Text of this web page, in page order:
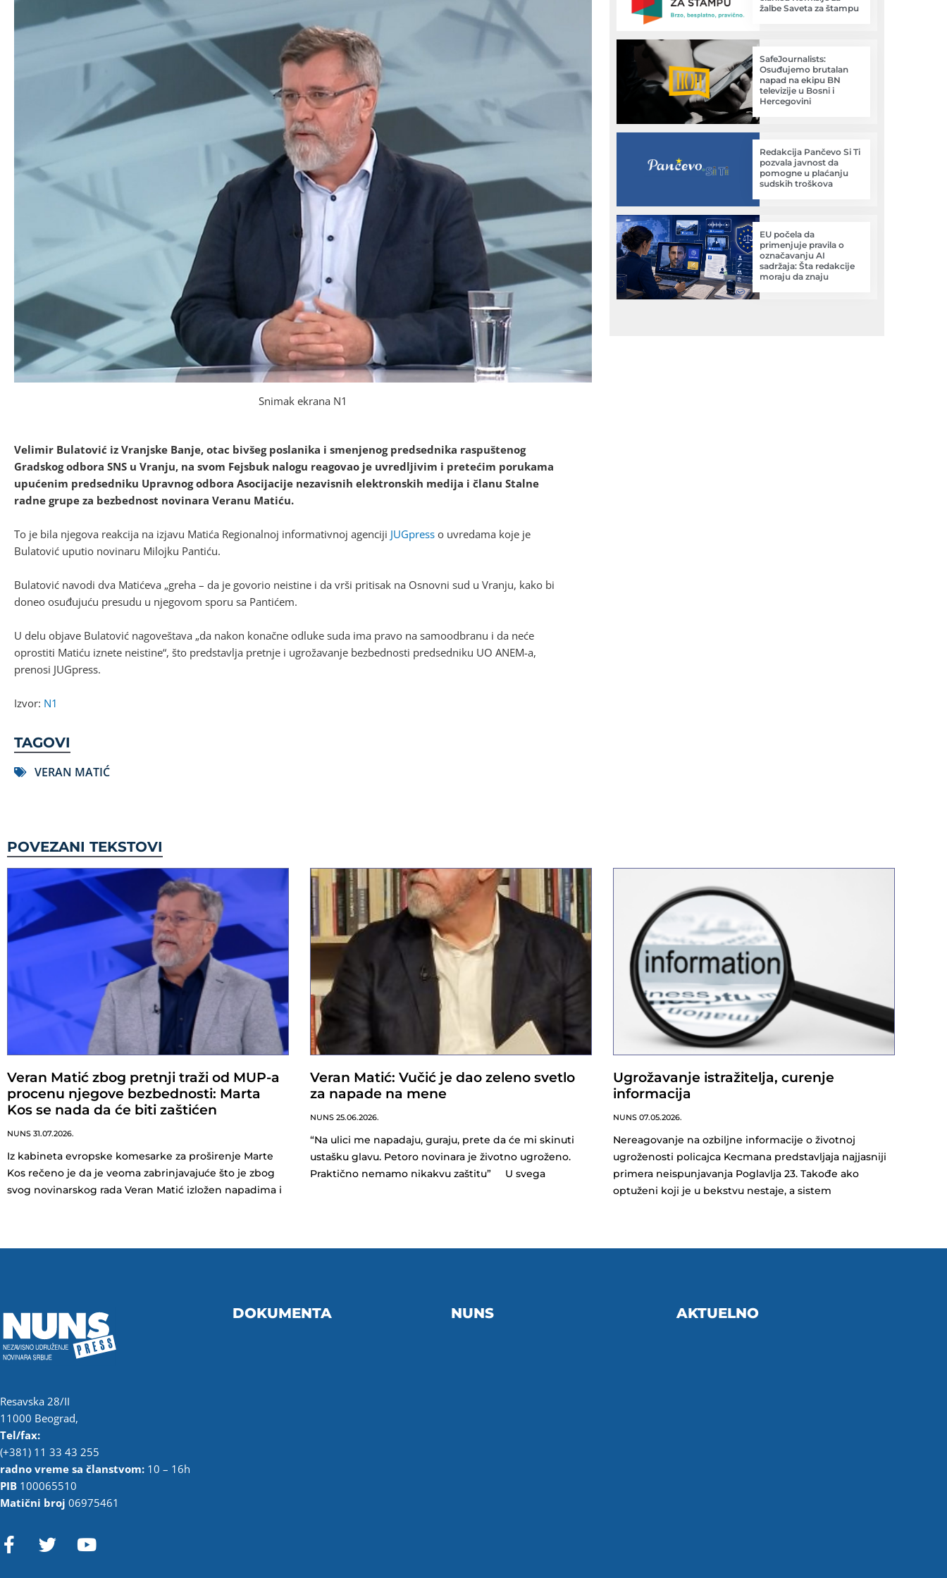
Snimak ekrana N1
Velimir Bulatović iz Vranjske Banje, otac bivšeg poslanika i smenjenog predsednika raspuštenog
Gradskog odbora SNS u Vranju, na svom Fejsbuk nalogu reagovao je uvredljivim i pretećim porukama
upućenim predsedniku Upravnog odbora Asocijacije nezavisnih elektronskih medija i članu Stalne
radne grupe za bezbednost novinara Veranu Matiću.
To je bila njegova reakcija na izjavu Matića Regionalnoj informativnoj agenciji JUGpress o uvredama koje je
Bulatović uputio novinaru Milojku Pantiću.
Bulatović navodi dva Matićeva „greha – da je govorio neistine i da vrši pritisak na Osnovni sud u Vranju, kako bi
doneo osuđujuću presudu u njegovom sporu sa Pantićem.
U delu objave Bulatović nagoveštava „da nakon konačne odluke suda ima pravo na samoodbranu i da neće
oprostiti Matiću iznete neistine“, što predstavlja pretnje i ugrožavanje bezbednosti predsedniku UO ANEM-a,
prenosi JUGpress.
Izvor: N1
TAGOVI
VERAN MATIĆ
žalbe Saveta za štampu
SafeJournalists:
Osuđujemo brutalan
napad na ekipu BN
televizije u Bosni i
Hercegovini
Redakcija Pančevo Si Ti
pozvala javnost da
pomogne u plaćanju
sudskih troškova
EU počela da
primenjuje pravila o
označavanju AI
sadržaja: Šta redakcije
moraju da znaju
POVEZANI TEKSTOVI
Veran Matić zbog pretnji traži od MUP-a
procenu njegove bezbednosti: Marta
Kos se nada da će biti zaštićen
NUNS 31.07.2026.
Iz kabineta evropske komesarke za proširenje Marte
Kos rečeno je da je veoma zabrinjavajuće što je zbog
svog novinarskog rada Veran Matić izložen napadima i
Veran Matić: Vučić je dao zeleno svetlo
za napade na mene
NUNS 25.06.2026.
“Na ulici me napadaju, guraju, prete da će mi skinuti
ustašku glavu. Petoro novinara je životno ugroženo.
Praktično nemamo nikakvu zaštitu” U svega
Ugrožavanje istražitelja, curenje
informacija
NUNS 07.05.2026.
Nereagovanje na ozbiljne informacije o životnoj
ugroženosti policajca Kecmana predstavljaja najjasniji
primera neispunjavanja Poglavlja 23. Takođe ako
optuženi koji je u bekstvu nestaje, a sistem
Resavska 28/II
11000 Beograd,
Tel/fax:
(+381) 11 33 43 255
radno vreme sa članstvom: 10 – 16h
PIB 100065510
Matični broj 06975461
F
a
T Y
DOKUMENTA NUNS AKTUELNO